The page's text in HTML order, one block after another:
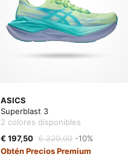
ASICS
Superblast 3
2 colores disponibles
€ 197,50 € 220,00 -10%
Obtén Precios Premium